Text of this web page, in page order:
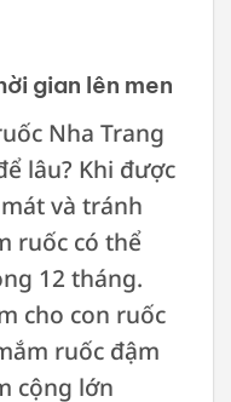
gian lên men
Nha Trang
lâu? Khi được
và tránh
ruốc có thể
12 tháng.
cho con ruốc
ruốc đậm
cộng lớn